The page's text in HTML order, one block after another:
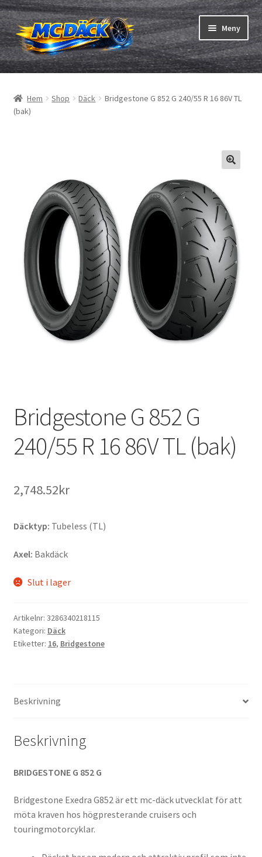
Hoppa
till
navigering
Hoppa
till
innehåll
Meny
Däck
Slangar & fälgband
Däcktest
Märken
Om oss
Hem Shop Däck
Bridgestone G 852 G 240/55 R 16 86V TL
(bak)
Bridgestone G 852 G
240/55 R 16 86V TL (bak)
2,748.52kr
Däcktyp: Tubeless (TL)
Axel: Bakdäck
Slut i lager
Artikelnr: 3286340218115
Kategori: Däck
Etiketter: 16, Bridgestone
Beskrivning
Beskrivning
BRIDGESTONE G 852 G
Bridgestone Exedra G852 är ett mc-däck utvecklat för att
möta kraven hos högpresterande cruisers och
touringmotorcyklar.